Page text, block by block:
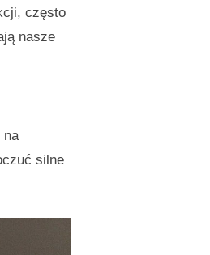
często
nasze
na
silne